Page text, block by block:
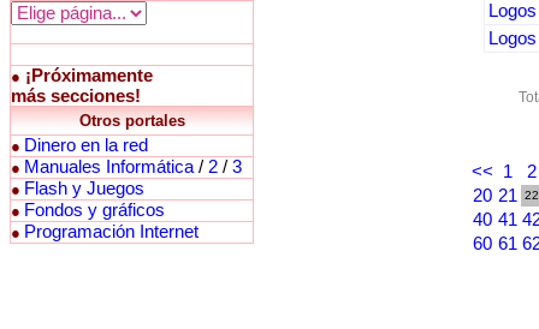
● ¡Próximamente
más secciones!
Otros portales
● Dinero en la red
● Manuales Informática / 2 / 3
● Flash y Juegos
● Fondos y gráficos
● Programación Internet
<< 1
2
20 21 22
40 41
60 61